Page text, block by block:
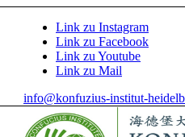
Link zu Instagram
Link zu Facebook
Link zu Youtube
Link zu Mail
info@konfuzius-institut-